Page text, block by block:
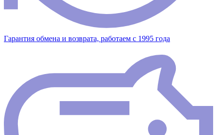
Гарантия обмена и возврата, работаем с 1995 года